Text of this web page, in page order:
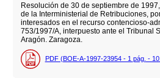
Resolución de 30 de septiembre de
de la Interministerial de Retribuciones,
interesados en el recurso contencioso-
753/1997/A, interpuesto ante el Tribunal
Aragón. Zaragoza.
PDF (BOE-A-1997-23954 - 1 pág. -